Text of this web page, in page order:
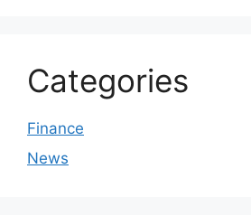
Categories
Finance
News